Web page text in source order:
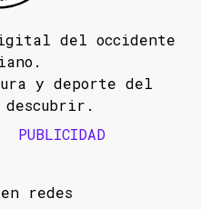
del occidente
y deporte del
PUBLICIDAD
redes